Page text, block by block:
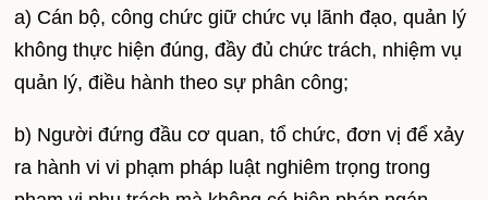
a) Cán bộ, công chức giữ chức vụ lãnh đạo, quản lý
không thực hiện đúng, đầy đủ chức trách, nhiệm vụ
quản lý, điều hành theo sự phân công;
b) Người đứng đầu cơ quan, tổ chức, đơn vị để xảy
ra hành vi vi phạm pháp luật nghiêm trọng trong